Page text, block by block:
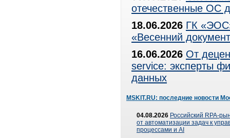
отечественные ОС
18.06.2026 ГК
«Весенний
16.06.2026 От
service: эксперты
данных
MSKIT.RU: последние новости
04.08.2026 Российский RPA-
от автоматизации задач к
процессами и AI